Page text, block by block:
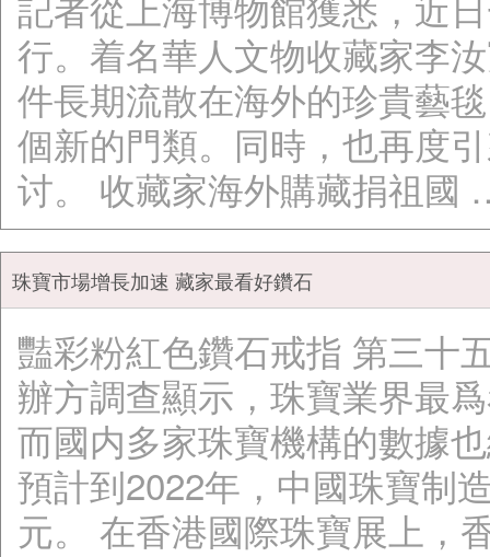
行。着名華人文物收藏家李
件長期流散在海外的珍貴藝
個新的門類。同時，也再度
讨。 收藏家海外購藏捐祖
珠寶市場增長加速 藏家最看好鑽石
豔彩粉紅色鑽石戒指 第三十
辦方調查顯示，珠寶業界最
而國内多家珠寶機構的數據
預計到2022年，中國珠寶制
元。 在香港國際珠寶展上